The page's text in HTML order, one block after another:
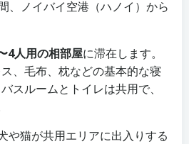
、ノイバイ空港（ハノイ）から
4人用の相部屋に滞在します。
、毛布、枕などの基本的な寝
スルームとトイレは共用で、
や猫が共用エリアに出入りする